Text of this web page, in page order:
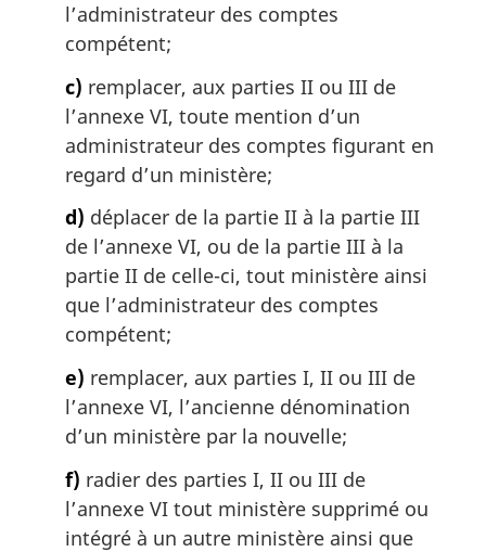
l’administrateur des comptes
compétent;
c) remplacer, aux parties II ou III de
l’annexe VI, toute mention d’un
administrateur des comptes figurant en
regard d’un ministère;
d) déplacer de la partie II à la partie III
de l’annexe VI, ou de la partie III à la
partie II de celle-ci, tout ministère ainsi
que l’administrateur des comptes
compétent;
e) remplacer, aux parties I, II ou III de
l’annexe VI, l’ancienne dénomination
d’un ministère par la nouvelle;
f) radier des parties I, II ou III de
l’annexe VI tout ministère supprimé ou
intégré à un autre ministère ainsi que